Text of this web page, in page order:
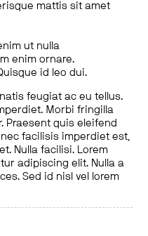
mattis sit amet
ut nulla
enim ornare.
id leo dui.
feugiat ac eu tellus.
Morbi fringilla
Praesent quis eleifend
facilisis imperdiet est,
Nulla facilisi. Lorem
adipiscing elit. Nulla a
Sed id nisl vel lorem